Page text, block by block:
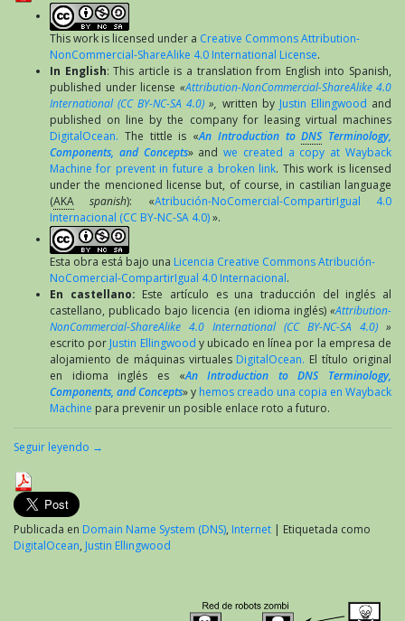
terminología,
componentes
y
conceptos
de
DNS»
por
Justin
Ellingwood
This work is licensed under a Creative Commons Attribution-
NonCommercial-ShareAlike 4.0 International License.
In English: This article is a translation from English into Spanish,
published under license «Attribution-NonCommercial-ShareAlike 4.0
International (CC BY-NC-SA 4.0) », written by Justin Ellingwood and
published on line by the company for leasing virtual machines
DigitalOcean. The tittle is «An Introduction toDNSTerminology,
Components, and Concepts» andwe created a copy at Wayback
Machine for prevent in future a broken link. This work is licensed
under the mencioned license but, of course, in castilian language
(AKA spanish): «Atribución-NoComercial-CompartirIgual 4.0
Internacional (CC BY-NC-SA 4.0)».
Esta obra está bajo una Licencia Creative Commons Atribución-
NoComercial-CompartirIgual 4.0 Internacional.
En castellano: Este artículo es una traducción del inglés al
castellano, publicado bajo licencia (en idioma inglés) «Attribution-
NonCommercial-ShareAlike 4.0 International (CC BY-NC-SA 4.0) »
escrito por Justin Ellingwood y ubicado en línea por la empresa de
alojamiento de máquinas virtuales DigitalOcean. El título original
en idioma inglés es «An Introduction to DNS Terminology,
Components, and Concepts» y hemos creado una copia en Wayback
Machine para prevenir un posible enlace roto a futuro.
Seguir leyendo →
Publicada en Domain Name System (DNS), Internet | Etiquetada como
DigitalOcean, Justin Ellingwood